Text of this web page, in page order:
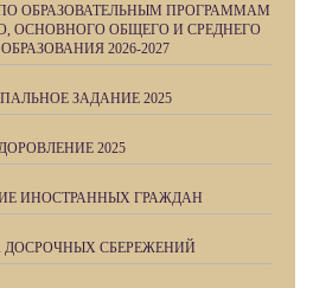
ОБРАЗОВАТЕЛЬНЫМ ПРОГРАММАМ
ОСНОВНОГО ОБЩЕГО И СРЕДНЕГО
2026-2027
ЗАДАНИЕ 2025
2025
ИНОСТРАННЫХ ГРАЖДАН
СБЕРЕЖЕНИЙ